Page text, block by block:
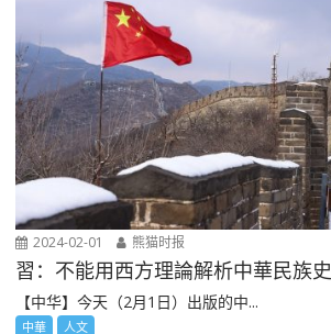
2024-02-01 熊猫时报
習：不能用西方理論解析中華民族史
【中华】今天（2月1日）出版的中...
中華 人文